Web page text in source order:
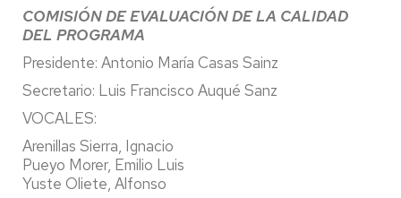
COMISIÓN DE EVALUACIÓN DE LA CALIDAD
DEL PROGRAMA
Presidente: Antonio María Casas Sainz
Secretario: Luis Francisco Auqué Sanz
VOCALES:
Arenillas Sierra, Ignacio
Pueyo Morer, Emilio Luis
Yuste Oliete, Alfonso